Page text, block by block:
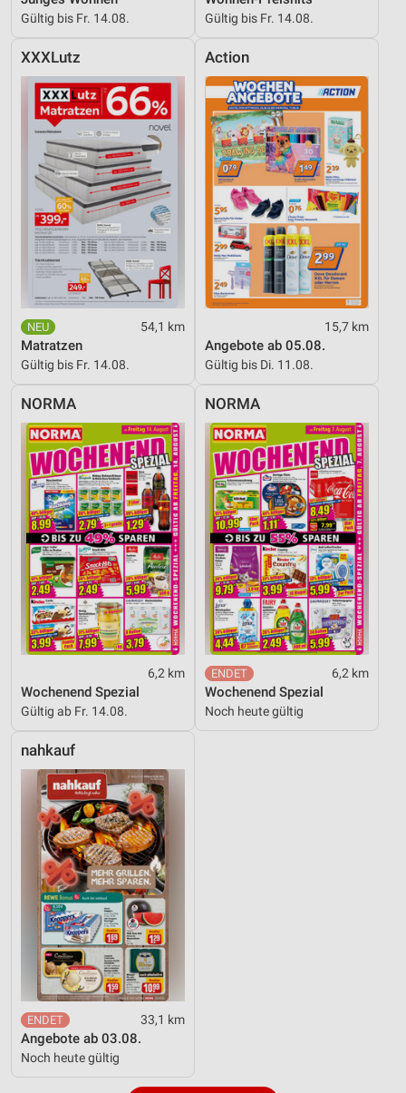
Gültig bis Fr. 14.08. Gültig bis Fr. 14.08.
XXXLutz
54,1 km
Matratzen
Gültig bis Fr. 14.08.
Action
15,7 km
Angebote ab 05.08.
Gültig bis Di. 11.08.
NORMA
6,2 km
Wochenend Spezial
Gültig ab Fr. 14.08.
NORMA
6,2 km
Wochenend Spezial
Noch heute gültig
nahkauf
33,1 km
Angebote ab 03.08.
Noch heute gültig